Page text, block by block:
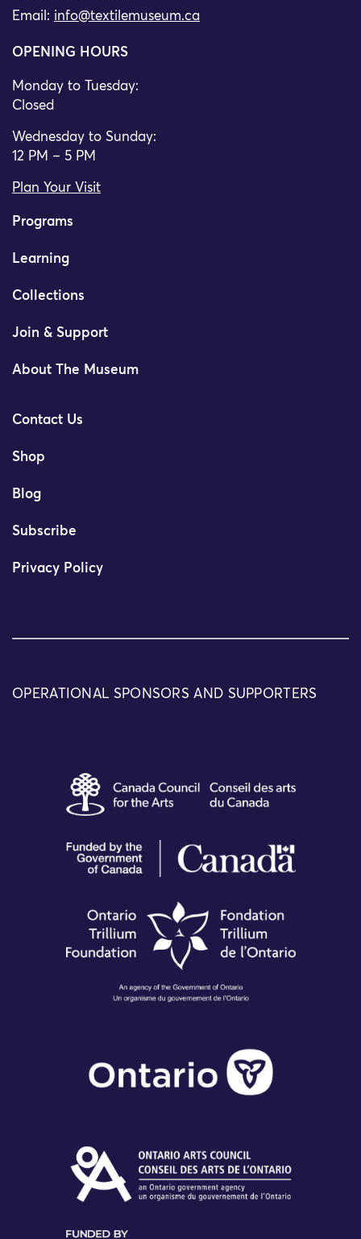
Email: info@textilemuseum.ca
OPENING HOURS
Monday to Tuesday:
Closed
Wednesday to Sunday:
12 PM – 5 PM
Plan Your Visit
Programs
Learning
Collections
Join & Support
About The Museum
Contact Us
Shop
Blog
Subscribe
Privacy Policy
OPERATIONAL SPONSORS AND SUPPORTERS